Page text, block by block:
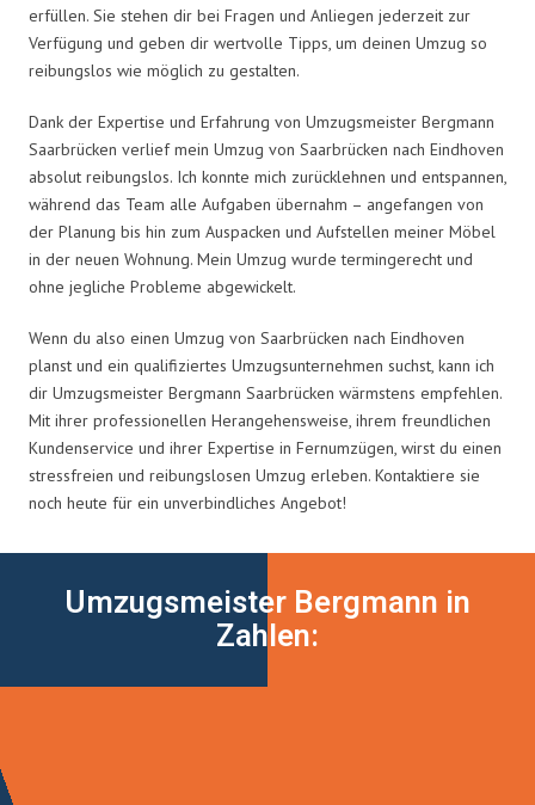
erfüllen. Sie stehen dir bei Fragen und Anliegen jederzeit zur
Verfügung und geben dir wertvolle Tipps, um deinen Umzug so
reibungslos wie möglich zu gestalten.
Dank der Expertise und Erfahrung von Umzugsmeister Bergmann
Saarbrücken verlief mein Umzug von Saarbrücken nach Eindhoven
absolut reibungslos. Ich konnte mich zurücklehnen und entspannen,
während das Team alle Aufgaben übernahm – angefangen von
der Planung bis hin zum Auspacken und Aufstellen meiner Möbel
in der neuen Wohnung. Mein Umzug wurde termingerecht und
ohne jegliche Probleme abgewickelt.
Wenn du also einen Umzug von Saarbrücken nach Eindhoven
planst und ein qualifiziertes Umzugsunternehmen suchst, kann ich
dir Umzugsmeister Bergmann Saarbrücken wärmstens empfehlen.
Mit ihrer professionellen Herangehensweise, ihrem freundlichen
Kundenservice und ihrer Expertise in Fernumzügen, wirst du einen
stressfreien und reibungslosen Umzug erleben. Kontaktiere sie
noch heute für ein unverbindliches Angebot!
Umzugsmeister Bergmann in
Zahlen: